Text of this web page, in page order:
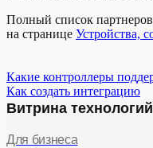
Полный список
на странице Устройства,
Какие контроллеры
Как создать интеграцию
Витрина технологий
Для бизнеса